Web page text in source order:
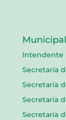
Intendente
Secretaría
Secretaría
Secretaría
Secretaría